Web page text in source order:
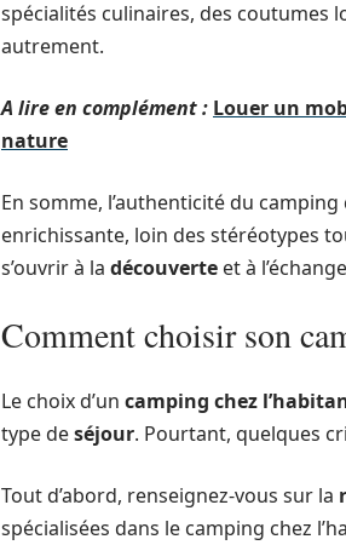
spécialités culinaires, des coutumes
autrement.
A lire en complément : Louer un
nature
En somme, l’authenticité du
enrichissante, loin des stéréotypes
s’ouvrir à la découverte et à
Comment choisir son
Le choix d’un camping chez
type deséjour. Pourtant, quelques
Tout d’abord, renseignez-vous sur la
spécialisées dans le camping chez